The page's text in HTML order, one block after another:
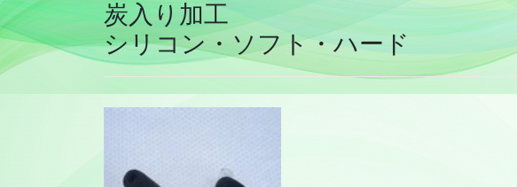
炭入り加工
シリコン・ソフト・ハード